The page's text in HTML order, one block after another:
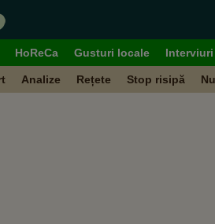
HoReCa Gusturi locale Interviuri
Analize Rețete Stop risipă